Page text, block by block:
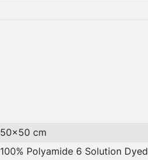
50x50 cm
100% Polyamide 6 Solution Dyed